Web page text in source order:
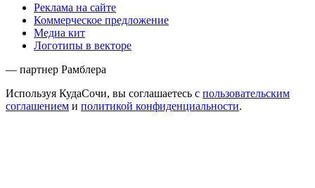
Реклама на сайте
Коммерческое предложение
Медиа кит
Логотипы в векторе
— партнер Рамблера
Используя КудаСочи, вы соглашаетесь с пользовательским
соглашением и политикой конфиденциальности.